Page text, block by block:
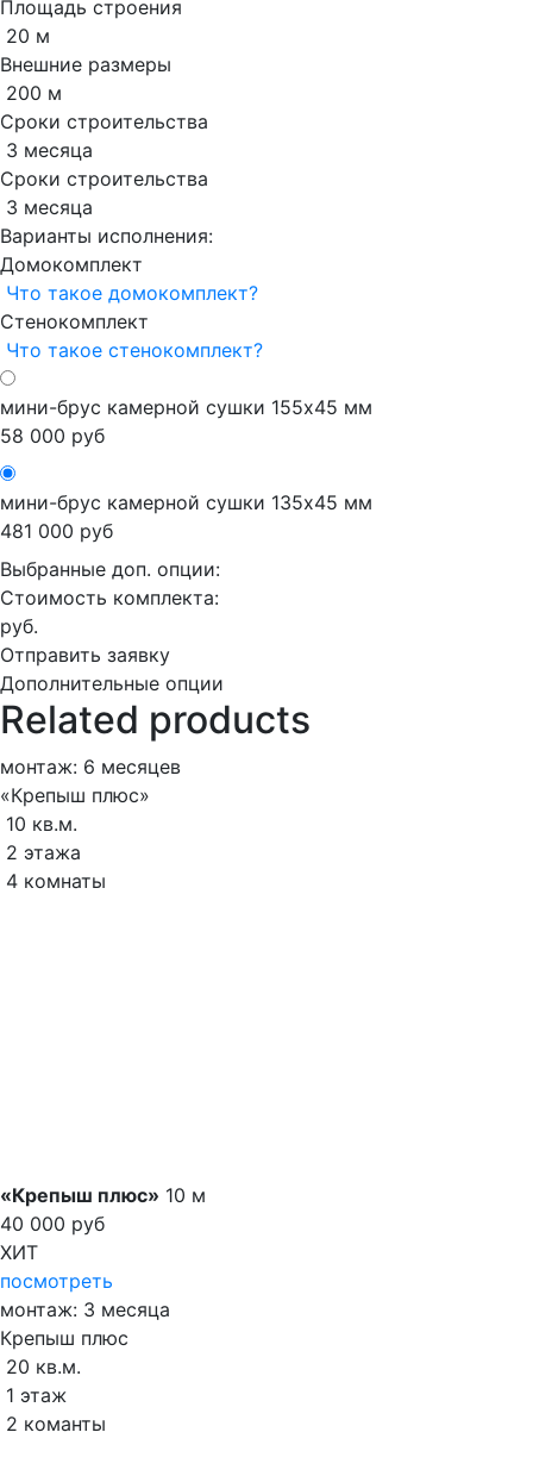
Площадь строения
20 м
Внешние размеры
200 м
Сроки строительства
3 месяца
Сроки строительства
3 месяца
Варианты исполнения:
Домокомплект
Что такое домокомплект?
Стенокомплект
Что такое cтенокомплект?
мини-брус камерной сушки 155x45 мм
58 000 руб
мини-брус камерной сушки 135x45 мм
481 000 руб
Выбранные доп. опции:
Стоимость комплекта:
руб.
Отправить заявку
Дополнительные опции
Related products
монтаж: 6 месяцев
«Крепыш плюс»
10 кв.м.
2 этажа
4 комнаты
«Крепыш плюс» 10 м
40 000 руб
ХИТ
посмотреть
монтаж: 3 месяца
Крепыш плюс
20 кв.м.
1 этаж
2 команты